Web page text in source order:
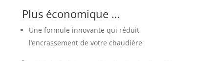
Plus économique …
Une formule innovante qui réduit
l’encrassement de votre chaudière